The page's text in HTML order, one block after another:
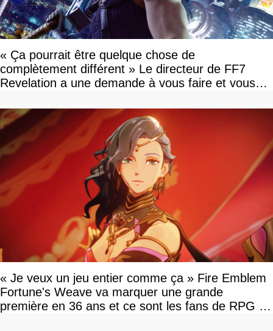
« Ça pourrait être quelque chose de
complètement différent » Le directeur de FF7
Revelation a une demande à vous faire et vous
« Je veux un jeu entier comme ça » Fire Emblem
Fortune's Weave va marquer une grande
première en 36 ans et ce sont les fans de RPG en